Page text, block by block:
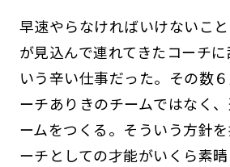
早速やらなければいけないこ
が見込んで連れてきたコーチ
いう辛い仕事だった。その数
ーチありきのチームではなく
ームをつくる。そういう方針
ーチとしての才能がいくら素